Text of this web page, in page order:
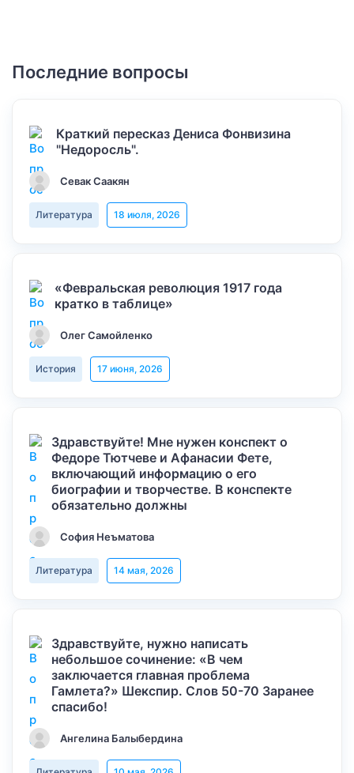
Последние вопросы
Краткий пересказ Дениса Фонвизина
"Недоросль".
Севак Саакян
Литература 18 июля, 2026
«Февральская революция 1917 года
кратко в таблице»
Олег Самойленко
История 17 июня, 2026
Здравствуйте! Мне нужен конспект о
Федоре Тютчеве и Афанасии Фете,
включающий информацию о его
биографии и творчестве. В конспекте
обязательно должны
София Неъматова
Литература 14 мая, 2026
Здравствуйте, нужно написать
небольшое сочинение: «В чем
заключается главная проблема
Гамлета?» Шекспир. Слов 50-70 Заранее
спасибо!
Ангелина Балыбердина